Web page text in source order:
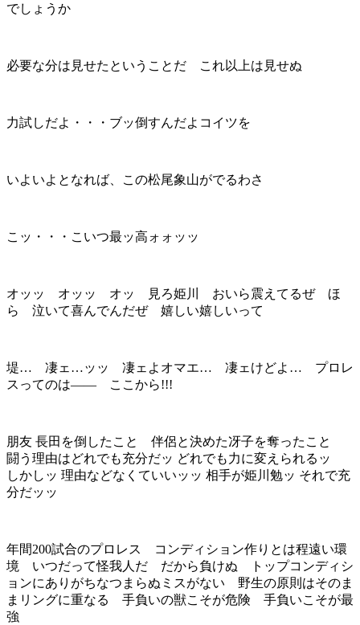
でしょうか
必要な分は見せたということだ これ以上は見せぬ
力試しだよ・・・ブッ倒すんだよコイツを
いよいよとなれば、この松尾象山がでるわさ
こッ・・・こいつ最ッ高ォォッッ
オッッ オッッ オッ 見ろ姫川 おいら震えてるぜ ほ
ら 泣いて喜んでんだぜ 嬉しい嬉しいって
堤… 凄ェ…ッッ 凄ェよオマエ… 凄ェけどよ… プロレ
スってのは—— ここから!!!
朋友 長田を倒したこと 伴侶と決めた冴子を奪ったこと
闘う理由はどれでも充分だッ どれでも力に変えられるッ
しかしッ 理由などなくていいッッ 相手が姫川勉ッ それで充
分だッッ
年間200試合のプロレス コンディション作りとは程遠い環
境 いつだって怪我人だ だから負けぬ トップコンディシ
ョンにありがちなつまらぬミスがない 野生の原則はそのま
まリングに重なる 手負いの獣こそが危険 手負いこそが最
強